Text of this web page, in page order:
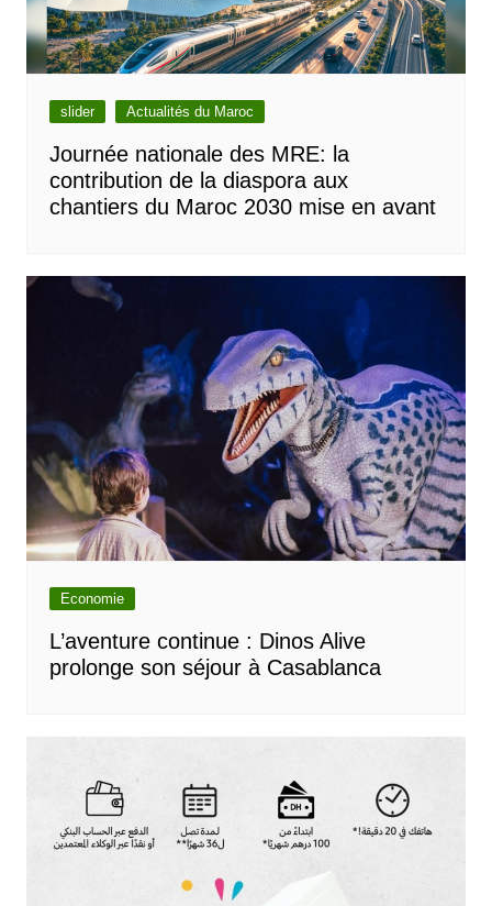
slider Actualités du Maroc
Journée nationale des MRE: la
contribution de la diaspora aux
chantiers du Maroc 2030 mise en avant
Economie
L’aventure continue : Dinos Alive
prolonge son séjour à Casablanca